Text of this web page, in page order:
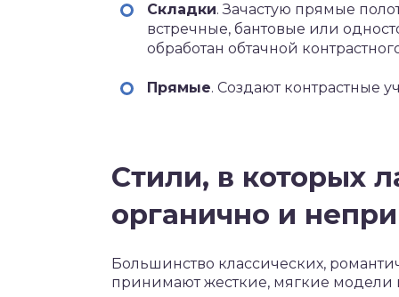
Складки. Зачастую прямые
встречные, бантовые или
обработан обтачной
Прямые. Создают контрастные
Стили, в которых
органично и
Большинство классических,
принимают жесткие, мягкие модели